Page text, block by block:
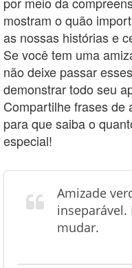
mostram o quão
as nossas histórias e
Se você tem uma
não deixe passar
demonstrar todo seu
Compartilhe frases de
para que saiba o
especial!
Amizade
inseparável.
mudar.